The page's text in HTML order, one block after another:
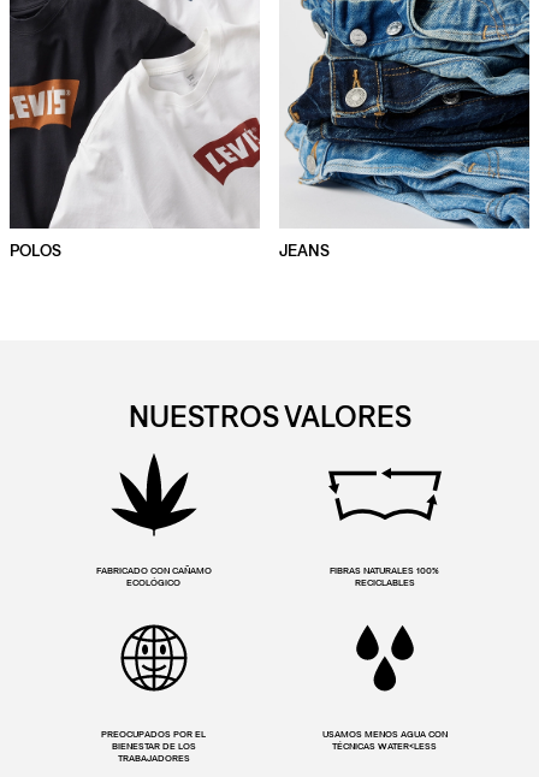
POLOS JEANS
NUESTROS VALORES
FABRICADO CON CAÑAMO
ECOLÓGICO
FIBRAS NATURALES 100%
RECICLABLES
PREOCUPADOS POR EL
BIENESTAR DE LOS
TRABAJADORES
USAMOS MENOS AGUA CON
TÉCNICAS WATER<LESS